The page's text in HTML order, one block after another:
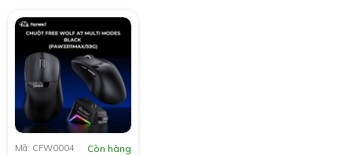
Mã: CFW0004 Còn hàng